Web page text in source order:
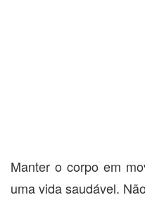
Manter o corpo em
uma vida saudável.